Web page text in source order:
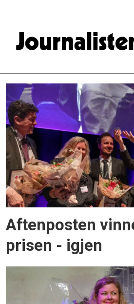
Tag:
a-
magasinet
Aftenposten
prisen - igjen